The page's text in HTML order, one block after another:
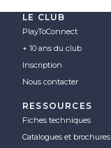
LE CLUB
PlayToConnect
+ 10 ans du club
Inscription
Nous contacter
RESSOURCES
Fiches techniques
Catalogues et brochures